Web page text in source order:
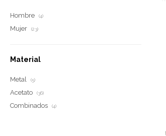
Hombre (4)
Mujer (23)
Material
Metal (5)
Acetato (36)
Combinados (4)